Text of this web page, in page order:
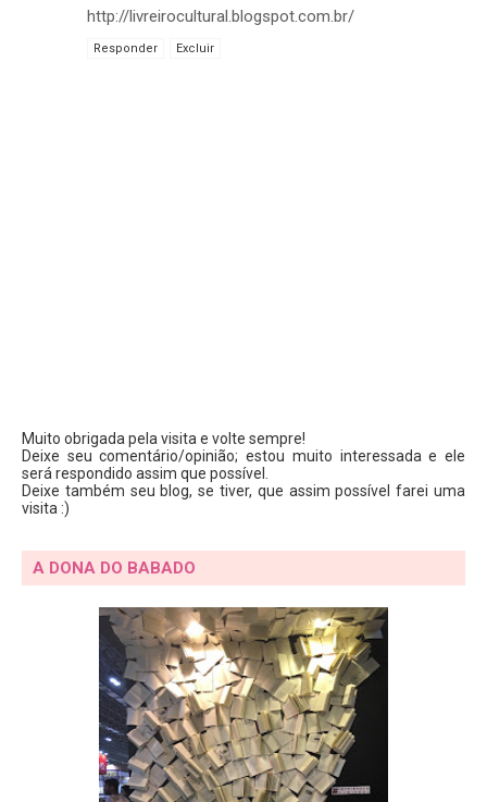
http://livreirocultural.blogspot.com.br/
Responder Excluir
Muito obrigada pela visita e volte sempre!
Deixe seu comentário/opinião; estou muito interessada e ele
será respondido assim que possível.
Deixe também seu blog, se tiver, que assim possível farei uma
visita :)
A DONA DO BABADO